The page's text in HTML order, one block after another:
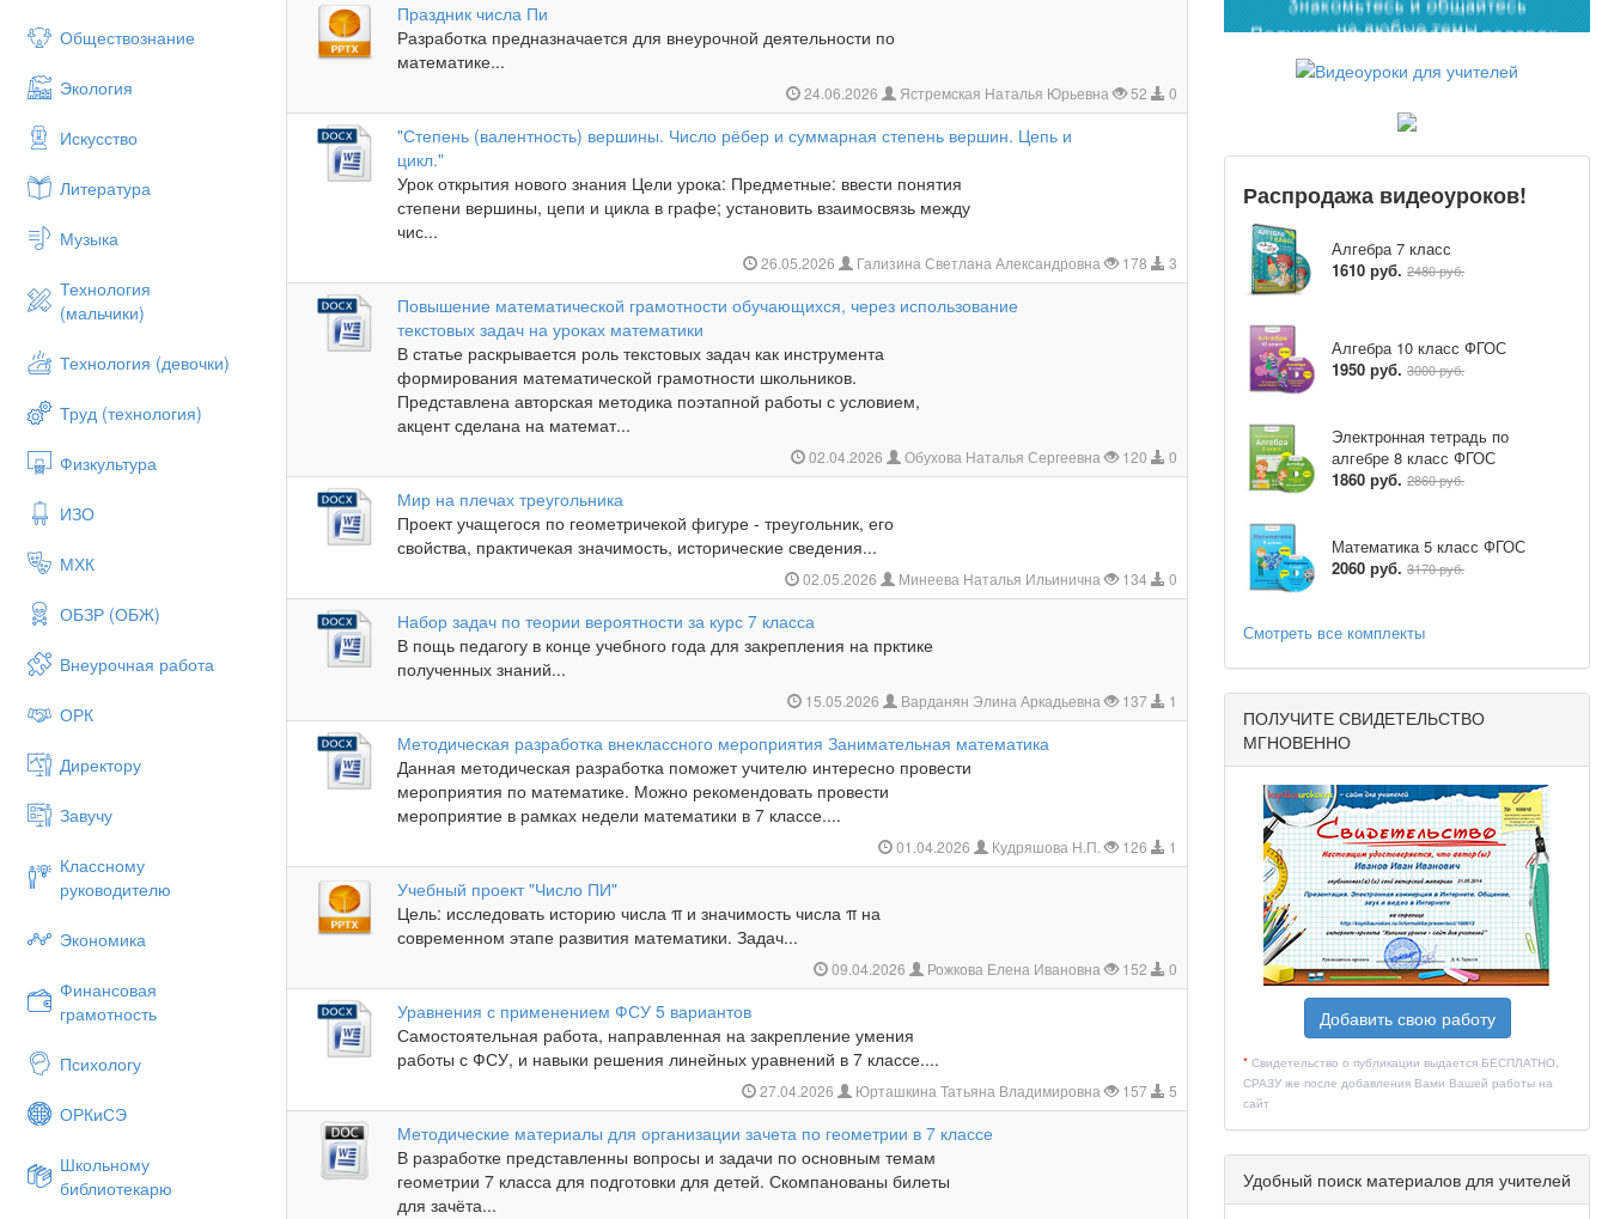
Обществознание
Экология
Искусство
Литература
Музыка
Технология
(мальчики)
Технология (девочки)
Труд (технология)
Физкультура
ИЗО
МХК
ОБЗР (ОБЖ)
Внеурочная работа
ОРК
Директору
Завучу
Классному
руководителю
Экономика
Финансовая
грамотность
Психологу
ОРКиСЭ
Школьному
библиотекарю
Праздник числа Пи
Разработка предназначается для внеурочной деятельности по
математике...
24.06.2026 Ястремская Наталья Юрьевна 52 0
"Степень (валентность) вершины. Число рёбер и суммарная степень вершин. Цепь и
цикл."
Урок открытия нового знания Цели урока: Предметные: ввести понятия
степени вершины, цепи и цикла в графе; установить взаимосвязь между
чис...
26.05.2026 Гализина Светлана Александровна 178 3
Повышение математической грамотности обучающихся, через использование
текстовых задач на уроках математики
В статье раскрывается роль текстовых задач как инструмента
формирования математической грамотности школьников.
Представлена авторская методика поэтапной работы с условием,
акцент сделана на математ...
02.04.2026 Обухова Наталья Сергеевна 120 0
Мир на плечах треугольника
Проект учащегося по геометричекой фигуре - треугольник, его
свойства, практичекая значимость, исторические сведения...
02.05.2026 Минеева Наталья Ильинична 134 0
Набор задач по теории вероятности за курс 7 класса
В пощь педагогу в конце учебного года для закрепления на прктике
полученных знаний...
15.05.2026 Варданян Элина Аркадьевна 137 1
Методическая разработка внеклассного мероприятия Занимательная математика
Данная методическая разработка поможет учителю интересно провести
мероприятия по математике. Можно рекомендовать провести
мероприятие в рамках недели математики в 7 классе....
01.04.2026 Кудряшова Н.П. 126 1
Учебный проект "Число ПИ"
Цель: исследовать историю числа π и значимость числа π на
современном этапе развития математики. Задач...
09.04.2026 Рожкова Елена Ивановна 152 0
Уравнения с применением ФСУ 5 вариантов
Самостоятельная работа, направленная на закрепление умения
работы с ФСУ, и навыки решения линейных уравнений в 7 классе....
27.04.2026 Юрташкина Татьяна Владимировна 157 5
Методические материалы для организации зачета по геометрии в 7 классе
В разработке представленны вопросы и задачи по основным темам
геометрии 7 класса для подготовки для детей. Скомпанованы билеты
для зачёта...
Распродажа видеоуроков!
Алгебра 7 класс
1610 руб. 2480 руб.
Алгебра 10 класс ФГОС
1950 руб. 3000 руб.
Электронная тетрадь по
алгебре 8 класс ФГОС
1860 руб. 2860 руб.
Математика 5 класс ФГОС
2060 руб. 3170 руб.
Смотреть все комплекты
ПОЛУЧИТЕ СВИДЕТЕЛЬСТВО
МГНОВЕННО
Добавить свою работу
* Свидетельство о публикации выдается БЕСПЛАТНО,
СРАЗУ же после добавления Вами Вашей работы на
сайт
Удобный поиск материалов для учителей